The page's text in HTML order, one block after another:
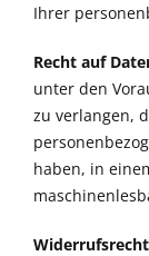
Ihrer
Recht auf
unter den
zu verlangen,
haben, in